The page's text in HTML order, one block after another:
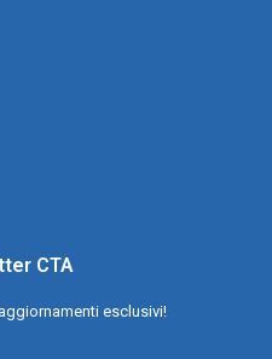
CTA
esclusivi!